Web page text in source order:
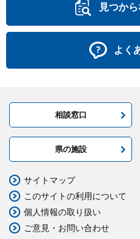
見つか
よく
相談窓口
県の施設
サイトマップ
このサイトの利用について
個人情報の取り扱い
ご意見・お問い合わせ